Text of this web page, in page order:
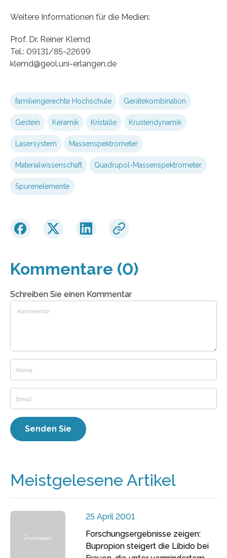
Weitere Informationen für die Medien:
Prof. Dr. Reiner Klemd
Tel.: 09131/85-22699
klemd@geol.uni-erlangen.de
familiengerechte Hochschule Gerätekombination
Gestein Keramik Kristalle Krus­tendynamik
Lasersystem Massenspektrometer
Materialwissenschaft Quadrupol-Massenspektrometer
Spurenelemente
Kommentare (0)
Schreiben Sie einen Kommentar
Meistgelesene Artikel
25 April 2001
Forschungsergebnisse zeigen:
Bupropion steigert die Libido bei